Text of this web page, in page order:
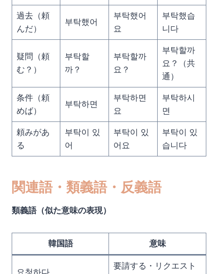
過去（頼
んだ）
부탁했어
부탁했어
요
부탁했습
니다
疑問（頼
む？）
부탁할
까？
부탁할까
요？
부탁할까
요？（共
通）
条件（頼
めば）
부탁하면
부탁하면
요
부탁하시
면
頼みがあ
る
부탁이 있
어
부탁이 있
어요
부탁이 있
습니다
関連語・類義語・反義語
類義語（似た意味の表現）
韓国語 意味
要請する・リクエスト